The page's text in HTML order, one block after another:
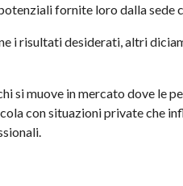
fornite loro dalla sede
i risultati desiderati, altri
si muove in mercato dove le
con situazioni private che